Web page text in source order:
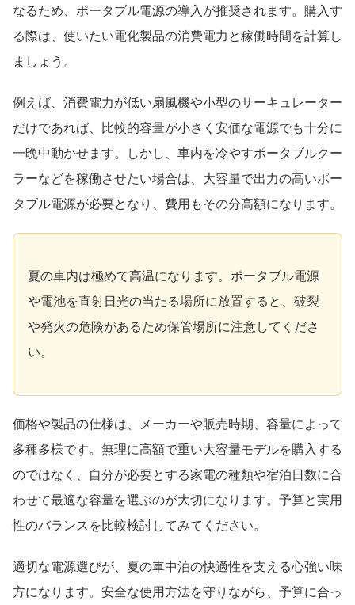
なるため、ポータブル電源の導入が推奨されます。購入す
る際は、使いたい電化製品の消費電力と稼働時間を計算し
ましょう。
例えば、消費電力が低い扇風機や小型のサーキュレーター
だけであれば、比較的容量が小さく安価な電源でも十分に
一晩中動かせます。しかし、車内を冷やすポータブルクー
ラーなどを稼働させたい場合は、大容量で出力の高いポー
タブル電源が必要となり、費用もその分高額になります。
夏の車内は極めて高温になります。ポータブル電源
や電池を直射日光の当たる場所に放置すると、破裂
や発火の危険があるため保管場所に注意してくださ
い。
価格や製品の仕様は、メーカーや販売時期、容量によって
多種多様です。無理に高額で重い大容量モデルを購入する
のではなく、自分が必要とする家電の種類や宿泊日数に合
わせて最適な容量を選ぶのが大切になります。予算と実用
性のバランスを比較検討してみてください。
適切な電源選びが、夏の車中泊の快適性を支える心強い味
方になります。安全な使用方法を守りながら、予算に合っ